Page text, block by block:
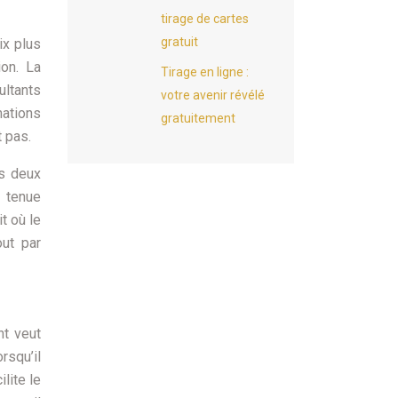
plus
La
pas.
deux
où le
par
veut
le
tirage de cartes
gratuit
Tirage en ligne :
votre avenir révélé
gratuitement